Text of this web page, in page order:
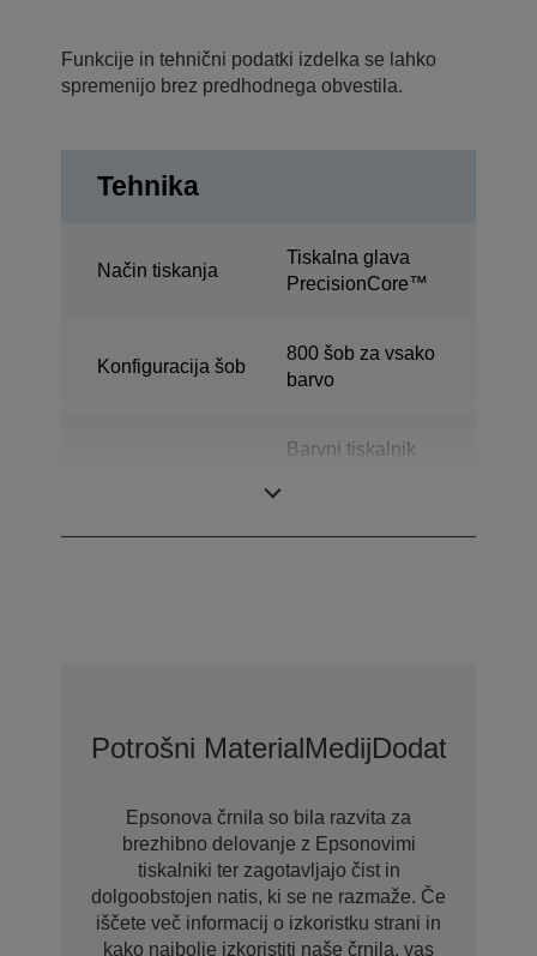
Funkcije in tehnični podatki izdelka se lahko
spremenijo brez predhodnega obvestila.
Tehnika
Način tiskanja
Tiskalna glava
PrecisionCore™
Konfiguracija šob
800 šob za vsako
barvo
Barvni tiskalnik
Potrošni MaterialMedijDodatki
Epsonova črnila so bila razvita za
brezhibno delovanje z Epsonovimi
tiskalniki ter zagotavljajo čist in
dolgoobstojen natis, ki se ne razmaže. Če
iščete več informacij o izkoristku strani in
kako najbolje izkoristiti naše črnila, vas